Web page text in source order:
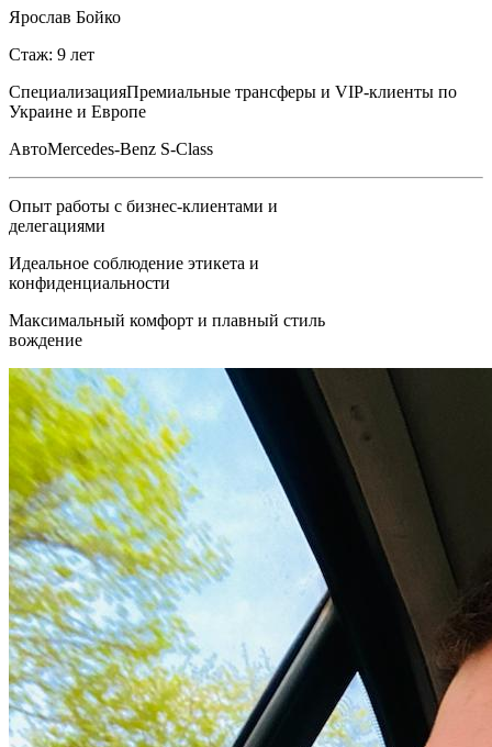
Ярослав Бойко
Стаж: 9 лет
СпециализацияПремиальные трансферы и VIP-клиенты по
Украине и Европе
АвтоMercedes-Benz S-Class
Опыт работы с бизнес-клиентами и
делегациями
Идеальное соблюдение этикета и
конфиденциальности
Максимальный комфорт и плавный стиль
вождение